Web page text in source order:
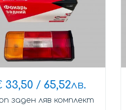
33,50/ 65,52лв.
заден ляв комплект